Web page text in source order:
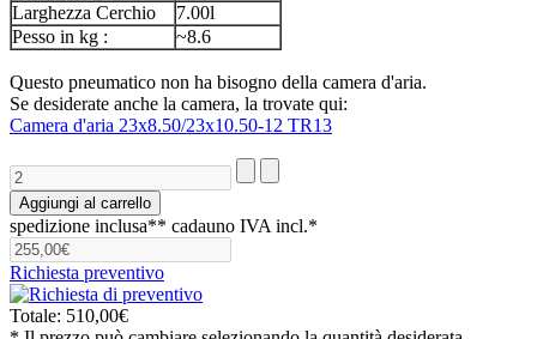
Larghezza Cerchio
7.00l
Pesso in kg :
~8.6
Questo pneumatico non ha bisogno della camera d'aria.
Se desiderate anche la camera, la trovate qui:
Camera d'aria 23x8.50/23x10.50-12 TR13
spedizione inclusa** cadauno IVA incl.*
Richiesta preventivo
Totale: 510,00€